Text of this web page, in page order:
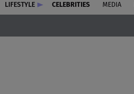
LIFESTYLE CELEBRITIES MEDIA